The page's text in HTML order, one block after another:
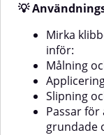
💡
Mirka
inför:
Målning
Slipning
Passar
grundade